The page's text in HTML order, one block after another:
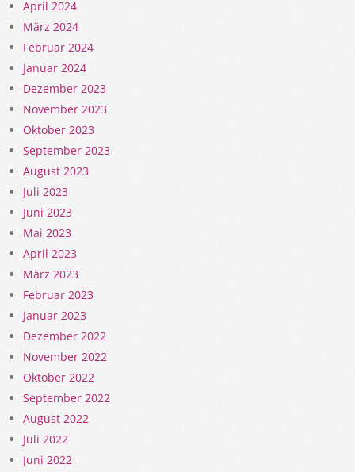
April 2024
März 2024
Februar 2024
Januar 2024
Dezember 2023
November 2023
Oktober 2023
September 2023
August 2023
Juli 2023
Juni 2023
Mai 2023
April 2023
März 2023
Februar 2023
Januar 2023
Dezember 2022
November 2022
Oktober 2022
September 2022
August 2022
Juli 2022
Juni 2022